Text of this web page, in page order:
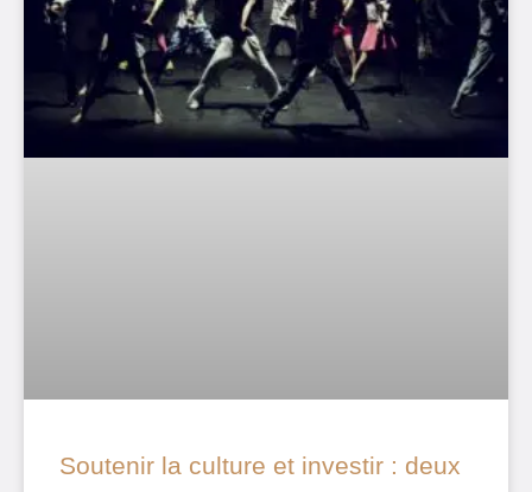
Soutenir la culture et investir : deux